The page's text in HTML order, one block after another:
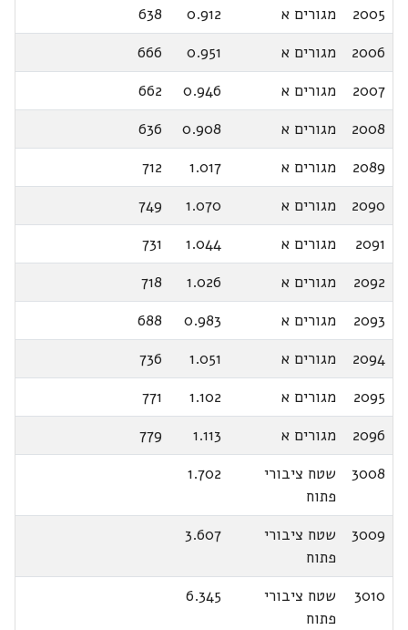
2005
מגורים א 0.912
638
2006
מגורים א 0.951
666
2007
מגורים א 0.946
662
2008
מגורים א 0.908
636
2089
מגורים א 1.017
712
2090
מגורים א 1.070
749
2091
מגורים א 1.044
731
2092
מגורים א 1.026
718
2093
מגורים א 0.983
688
2094
מגורים א 1.051
736
2095
מגורים א 1.102
771
2096
מגורים א 1.113
779
3008
שטח ציבורי
פתוח
1.702
3009
שטח ציבורי
פתוח
3.607
3010
שטח ציבורי
פתוח
6.345